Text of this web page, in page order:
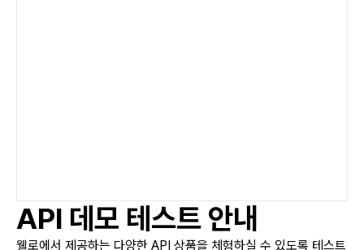
API 데모 테스트 안내
웰로에서 제공하는 다양한 API 상품을 체험하실 수 있도록 테스트